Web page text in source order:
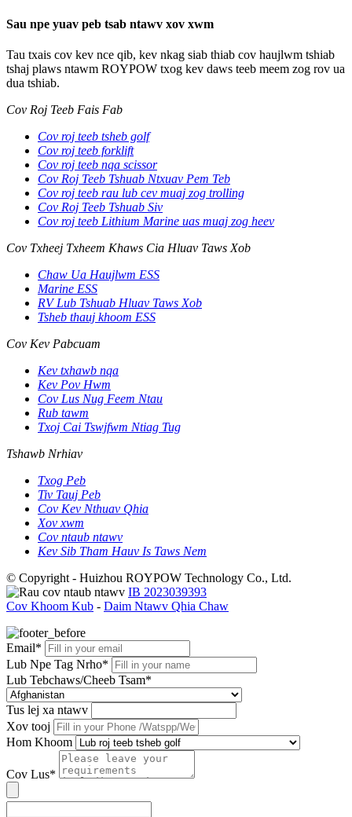
Sau npe yuav peb tsab ntawv xov xwm
Tau txais cov kev nce qib, kev nkag siab thiab cov haujlwm tshiab
tshaj plaws ntawm ROYPOW txog kev daws teeb meem zog rov ua
dua tshiab.
Cov Roj Teeb Fais Fab
Cov roj teeb tsheb golf
Cov roj teeb forklift
Cov roj teeb nqa scissor
Cov Roj Teeb Tshuab Ntxuav Pem Teb
Cov roj teeb rau lub cev muaj zog trolling
Cov Roj Teeb Tshuab Siv
Cov roj teeb Lithium Marine uas muaj zog heev
Cov Txheej Txheem Khaws Cia Hluav Taws Xob
Chaw Ua Haujlwm ESS
Marine ESS
RV Lub Tshuab Hluav Taws Xob
Tsheb thauj khoom ESS
Cov Kev Pabcuam
Kev txhawb nqa
Kev Pov Hwm
Cov Lus Nug Feem Ntau
Rub tawm
Txoj Cai Tswjfwm Ntiag Tug
Tshawb Nrhiav
Txog Peb
Tiv Tauj Peb
Cov Kev Nthuav Qhia
Xov xwm
Cov ntaub ntawv
Kev Sib Tham Hauv Is Taws Nem
© Copyright - Huizhou ROYPOW Technology Co., Ltd.
IB 2023039393
Cov Khoom Kub - Daim Ntawv Qhia Chaw
Email*
Lub Npe Tag Nrho*
Lub Tebchaws/Cheeb Tsam*
Tus lej xa ntawv
Xov tooj
Hom Khoom
Cov Lus*